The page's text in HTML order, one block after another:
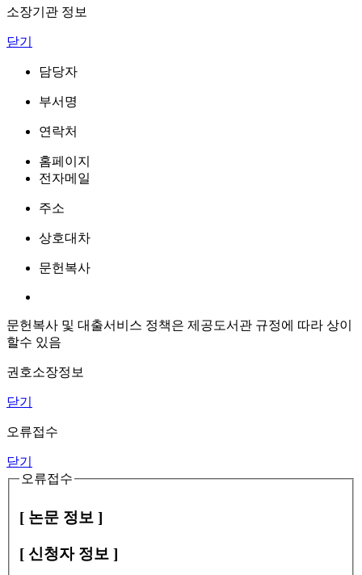
소장기관 정보
닫기
담당자
부서명
연락처
홈페이지
전자메일
주소
상호대차
문헌복사
문헌복사 및 대출서비스 정책은 제공도서관 규정에 따라 상이
할수 있음
권호소장정보
닫기
오류접수
닫기
오류접수
[ 논문 정보 ]
[ 신청자 정보 ]